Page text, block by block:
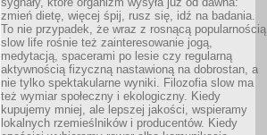
zmień dietę, więcej śpij, rusz się, idź na badania.
To nie przypadek, że wraz z rosnącą popularnością
slow life rośnie też zainteresowanie jogą,
medytacją, spacerami po lesie czy regularną
aktywnością fizyczną nastawioną na dobrostan, a
nie tylko spektakularne wyniki. Filozofia slow ma
też wymiar społeczny i ekologiczny. Kiedy
kupujemy mniej, ale lepszej jakości, wspieramy
lokalnych rzemieślników i producentów. Kiedy